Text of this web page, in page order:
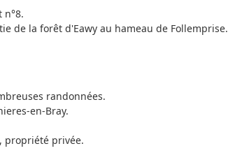
n°8.
de la forêt d'Eawy au hameau de Follemprise.
randonnées.
en-Bray.
propriété privée.